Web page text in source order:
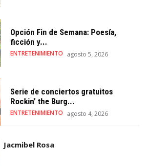
Opción Fin de Semana: Poesía,
ficción y...
ENTRETENIMIENTO agosto 5, 2026
Serie de conciertos gratuitos
Rockin’ the Burg...
ENTRETENIMIENTO agosto 4, 2026
Jacmibel Rosa